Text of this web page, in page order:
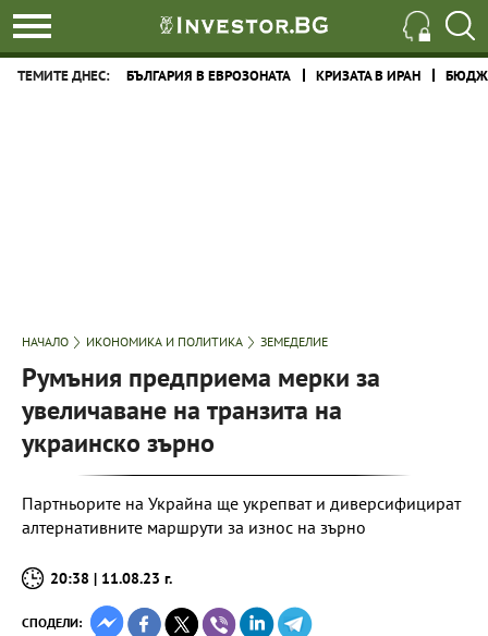
ТЕМИТЕ ДНЕС: БЪЛГАРИЯ В ЕВРОЗОНАТА КРИЗАТА В ИРАН
НАЧАЛО ИКОНОМИКА И ПОЛИТИКА ЗЕМЕДЕЛИЕ
Румъния предприема мерки за
увеличаване на транзита на
украинско зърно
Партньорите на Украйна ще укрепват и диверсифицират
алтернативните маршрути за износ на зърно
20:38 | 11.08.23 г.
СПОДЕЛИ: